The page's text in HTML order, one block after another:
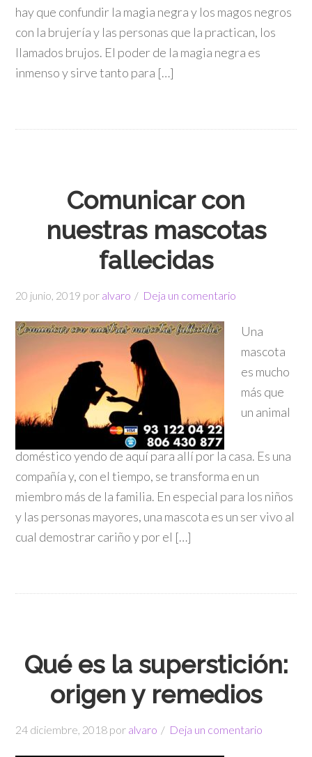
hay que confundir la magia negra y los magos negros
con la brujería y las personas que la practican, los
llamados brujos. El poder de la magia negra es
inmenso y sirve tanto para […]
Comunicar con
nuestras mascotas
fallecidas
20 junio, 2019 por alvaro Deja un comentario
Una
mascota
es mucho
más que
un animal
doméstico yendo de aquí para allí por la casa. Es una
compañía y, con el tiempo, se transforma en un
miembro más de la familia. En especial para los niños
y las personas mayores, una mascota es un ser vivo al
cual demostrar cariño y por el […]
Qué es la superstición:
origen y remedios
24 diciembre, 2018 por alvaro Deja un comentario